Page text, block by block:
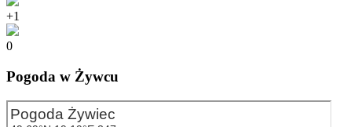
+1
0
Pogoda w Żywcu